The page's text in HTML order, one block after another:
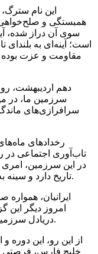
این نام
همبستگی و
سوی آن دراز شده،
است؛ آینه‌ای به‌ بلندای
مقاومت و عزت بوده
دهم اردیبهشت،
سرزمین ما، در
سرافرازی‌های
رخدادهای
تاب‌آوری اجتماعی در
در این سرزمین،
تاریخ دارد و سینه به سینه، از نسلی به نسل بعد منتقل می‌شود.
ایرانیان،
امروز دیگر این
دریادل سرزمین ما با خون خود، آن را به دنیا ثابت کرده‌اند.
از این رو، این دوره
خلیج فارس، فرصتی